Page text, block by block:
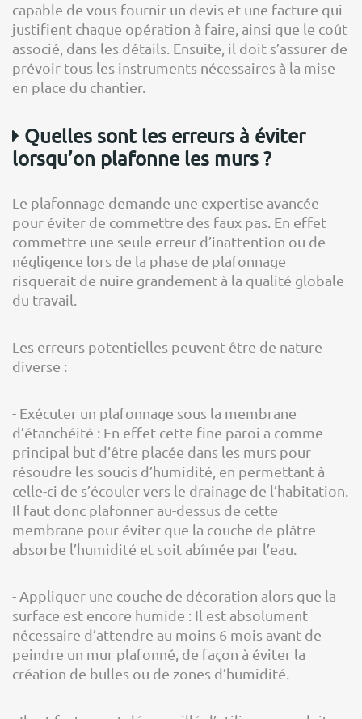
capable de vous fournir un devis et une facture qui
justifient chaque opération à faire, ainsi que le coût
associé, dans les détails. Ensuite, il doit s’assurer de
prévoir tous les instruments nécessaires à la mise
en place du chantier.
Quelles sont les erreurs à éviter
lorsqu’on plafonne les murs ?
Le plafonnage demande une expertise avancée
pour éviter de commettre des faux pas. En effet
commettre une seule erreur d’inattention ou de
négligence lors de la phase de plafonnage
risquerait de nuire grandement à la qualité globale
du travail.
Les erreurs potentielles peuvent être de nature
diverse :
- Exécuter un plafonnage sous la membrane
d’étanchéité : En effet cette fine paroi a comme
principal but d’être placée dans les murs pour
résoudre les soucis d’humidité, en permettant à
celle-ci de s’écouler vers le drainage de l’habitation.
Il faut donc plafonner au-dessus de cette
membrane pour éviter que la couche de plâtre
absorbe l’humidité et soit abîmée par l’eau.
- Appliquer une couche de décoration alors que la
surface est encore humide : Il est absolument
nécessaire d’attendre au moins 6 mois avant de
peindre un mur plafonné, de façon à éviter la
création de bulles ou de zones d’humidité.